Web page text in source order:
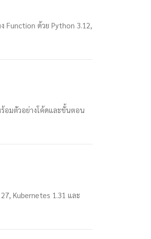
Function ด้วย Python 3.12,
ร้อมตัวอย่างโค้ดและขั้นตอน
Kubernetes 1.31 และ